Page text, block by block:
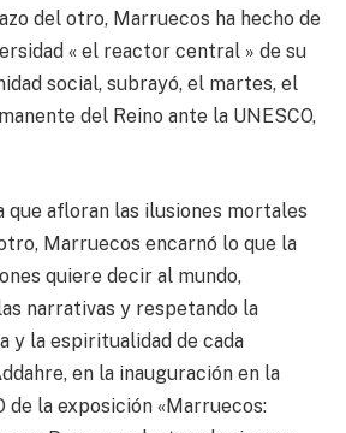
del otro, Marruecos ha hecho de
« el reactor central » de su
social, subrayó, el martes, el
del Reino ante la UNESCO,
que afloran las ilusiones mortales
Marruecos encarnó lo que la
quiere decir al mundo,
narrativas y respetando la
y la espiritualidad de cada
en la inauguración en la
de la exposición «Marruecos: